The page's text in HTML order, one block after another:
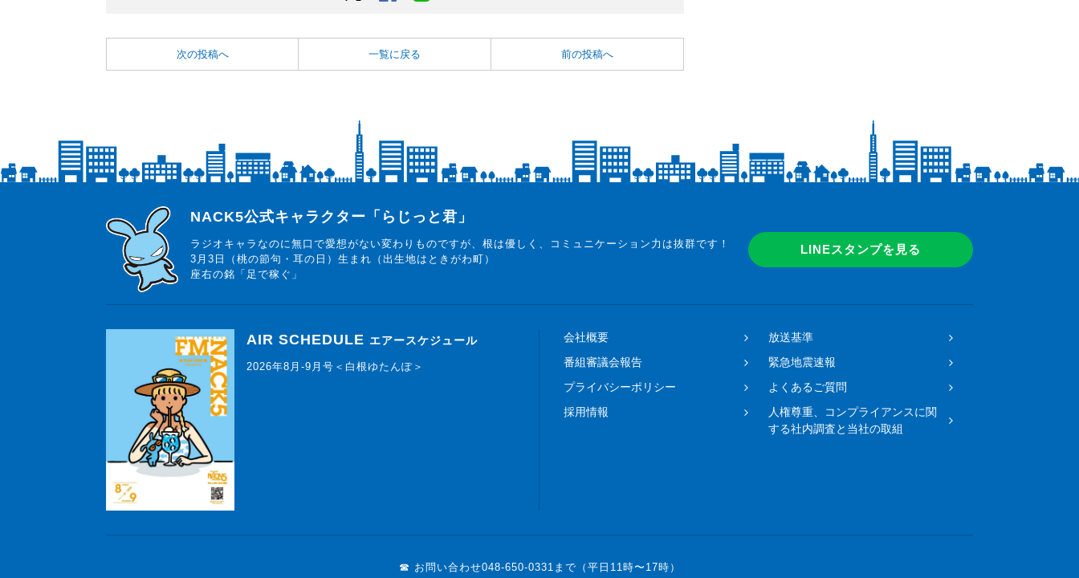
次の投稿へ 一覧に戻る 前の投稿へ
らじっと君
NACK5公式キャラクター「らじっと君」
ラジオキャラなのに無口で愛想がない変わりものですが、根は優しく、コミュニケーション力は抜群です！
3月3日（桃の節句・耳の日）生まれ（出生地はときがわ町）
座右の銘「足で稼ぐ」
LINEスタンプを見る
AIR SCHEDULE エアースケジュール
2026年8月-9月号＜白根ゆたんぽ＞
会社概要
放送基準
番組審議会報告
緊急地震速報
プライバシーポリシー
よくあるご質問
採用情報
人権尊重、コンプライアンスに関
する社内調査と当社の取組
☎ お問い合わせ048-650-0331まで（平日11時〜17時）